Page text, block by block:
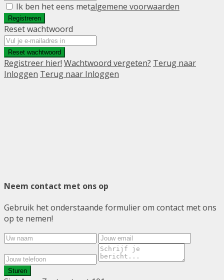
Ik ben het eens metalgemene voorwaarden
Registreren
Reset wachtwoord
Reset wachtwoord
Registreer hier! Wachtwoord vergeten? Terug naar
Inloggen Terug naar Inloggen
Neem contact met ons op
Gebruik het onderstaande formulier om contact met ons
op te nemen!
Sturen